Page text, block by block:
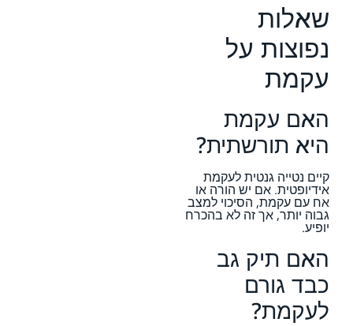
שאלות
נפוצות על
עקמת
האם עקמת
היא תורשתית?
קיים נטייה גנטית לעקמת
אידיופטית. אם יש הורה או
אח עם עקמת, הסיכוי למצב
גבוה יותר, אך זה לא בהכרח
יופיע.
האם תיק גב
כבד גורם
לעקמת?